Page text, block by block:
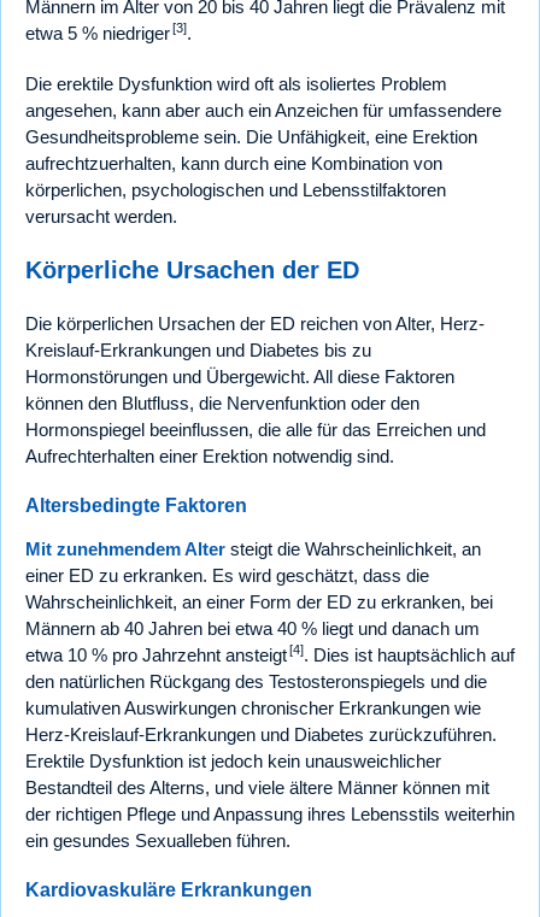
Männern im Alter von 20 bis 40 Jahren liegt die Prävalenz mit
etwa 5 % niedriger [3].
Die erektile Dysfunktion wird oft als isoliertes Problem
angesehen, kann aber auch ein Anzeichen für umfassendere
Gesundheitsprobleme sein. Die Unfähigkeit, eine Erektion
aufrechtzuerhalten, kann durch eine Kombination von
körperlichen, psychologischen und Lebensstilfaktoren
verursacht werden.
Körperliche Ursachen der ED
Die körperlichen Ursachen der ED reichen von Alter, Herz-
Kreislauf-Erkrankungen und Diabetes bis zu
Hormonstörungen und Übergewicht. All diese Faktoren
können den Blutfluss, die Nervenfunktion oder den
Hormonspiegel beeinflussen, die alle für das Erreichen und
Aufrechterhalten einer Erektion notwendig sind.
Altersbedingte Faktoren
Mit zunehmendem Alter steigt die Wahrscheinlichkeit, an
einer ED zu erkranken. Es wird geschätzt, dass die
Wahrscheinlichkeit, an einer Form der ED zu erkranken, bei
Männern ab 40 Jahren bei etwa 40 % liegt und danach um
etwa 10 % pro Jahrzehnt ansteigt[4]. Dies ist hauptsächlich auf
den natürlichen Rückgang des Testosteronspiegels und die
kumulativen Auswirkungen chronischer Erkrankungen wie
Herz-Kreislauf-Erkrankungen und Diabetes zurückzuführen.
Erektile Dysfunktion ist jedoch kein unausweichlicher
Bestandteil des Alterns, und viele ältere Männer können mit
der richtigen Pflege und Anpassung ihres Lebensstils weiterhin
ein gesundes Sexualleben führen.
Kardiovaskuläre Erkrankungen